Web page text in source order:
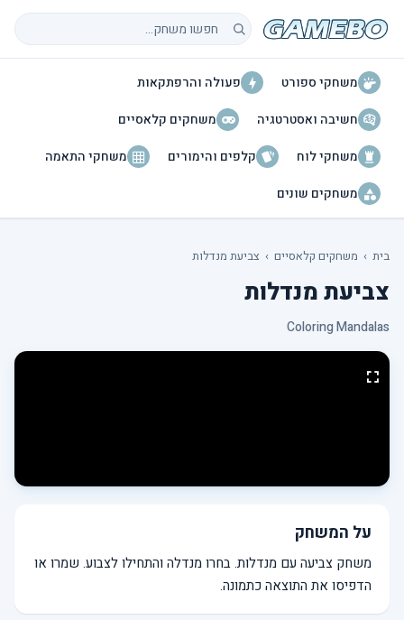
חיפוש משחקים
משחקי ספורט
פעולה והרפתקאות
חשיבה ואסטרטגיה
משחקים קלאסיים
משחקי לוח
קלפים והימורים
משחקי התאמה
משחקים שונים
בית › משחקים קלאסיים › צביעת מנדלות
צביעת מנדלות
Coloring Mandalas
על המשחק
משחק צביעה עם מנדלות. בחרו מנדלה והתחילו לצבוע. שמרו או
הדפיסו את התוצאה כתמונה.